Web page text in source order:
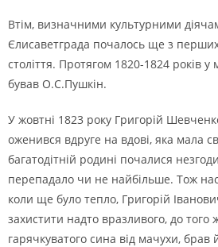
Втiм, визначними культурними
Єлисаветграда почалось ще з
столiття. Протягом 1820-1824 рокiв
бував О.С.Пушкiн.
У жовтнi 1823 року Григорiй
оженився вдруге на вдовi, яка мала
багатодiтнiй родинi почалися
перепадало чи не найбiльше. Тож
коли ще було тепло, Григорiй
захистити надто вразливого, до того
гарячкуватого сина вiд мачухи, брав